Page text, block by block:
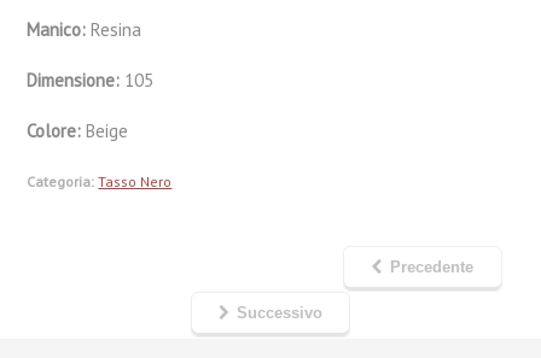
Manico:Resina
Dimensione: 105
Colore:Beige
Categoria: Tasso Nero
Precedente
Successivo